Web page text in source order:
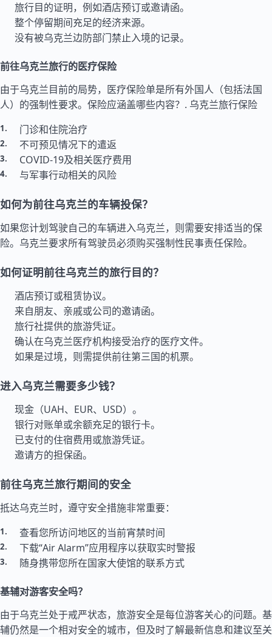
旅行目的证明，例如酒店预订或邀请函。
整个停留期间充足的经济来源。
没有被乌克兰边防部门禁止入境的记录。
前往乌克兰旅行的医疗保险
由于乌克兰目前的局势，医疗保险单是所有外国人（包括法国
人）的强制性要求。保险应涵盖哪些内容？. 乌克兰旅行保险
门诊和住院治疗
不可预见情况下的遣返
COVID-19及相关医疗费用
与军事行动相关的风险
如何为前往乌克兰的车辆投保？
如果您计划驾驶自己的车辆进入乌克兰，则需要安排适当的保
险。乌克兰要求所有驾驶员必须购买强制性民事责任保险。
如何证明前往乌克兰的旅行目的？
酒店预订或租赁协议。
来自朋友、亲戚或公司的邀请函。
旅行社提供的旅游凭证。
确认在乌克兰医疗机构接受治疗的医疗文件。
如果是过境，则需提供前往第三国的机票。
进入乌克兰需要多少钱？
现金（UAH、EUR、USD）。
银行对账单或余额充足的银行卡。
已支付的住宿费用或旅游凭证。
邀请方的担保函。
前往乌克兰旅行期间的安全
抵达乌克兰时，遵守安全措施非常重要：
查看您所访问地区的当前宵禁时间
下载“Air Alarm”应用程序以获取实时警报
随身携带您所在国家大使馆的联系方式
基辅对游客安全吗？
由于乌克兰处于戒严状态，旅游安全是每位游客关心的问题。基
辅仍然是一个相对安全的城市，但及时了解最新信息和建议至关